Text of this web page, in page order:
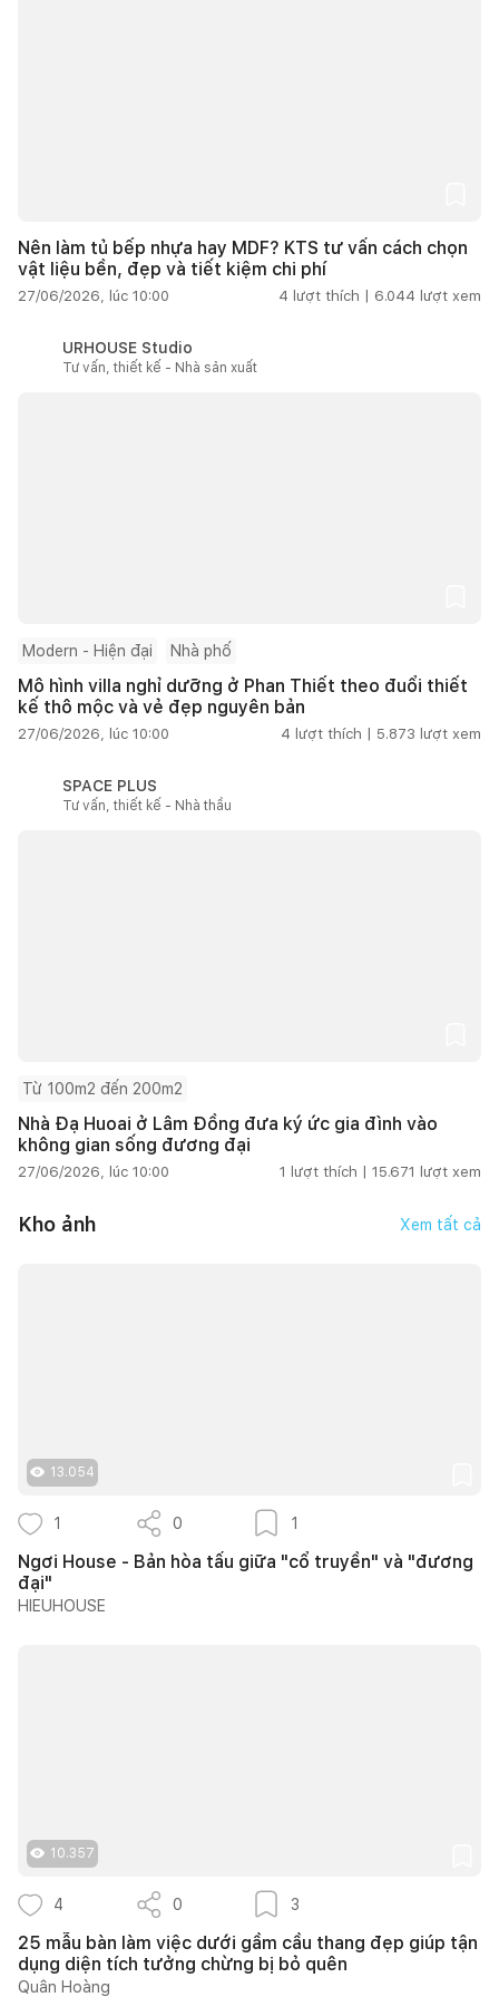
Nên làm tủ bếp nhựa hay MDF? KTS tư vấn cách chọn
vật liệu bền, đẹp và tiết kiệm chi phí
27/06/2026, lúc 10:00 4 lượt thích | 6.044 lượt xem
URHOUSE Studio
Tư vấn, thiết kế - Nhà sản xuất
Modern - Hiện đại Nhà phố
Mô hình villa nghỉ dưỡng ở Phan Thiết theo đuổi thiết
kế thô mộc và vẻ đẹp nguyên bản
27/06/2026, lúc 10:00 4 lượt thích | 5.873 lượt xem
SPACE PLUS
Tư vấn, thiết kế - Nhà thầu
Từ 100m2 đến 200m2
Nhà Đạ Huoai ở Lâm Đồng đưa ký ức gia đình vào
không gian sống đương đại
27/06/2026, lúc 10:00 1 lượt thích | 15.671 lượt xem
Kho ảnh Xem tất cả
13.054
1 0 1
Ngơi House - Bản hòa tấu giữa "cổ truyền" và "đương
đại"
HIEUHOUSE
10.357
4 0 3
25 mẫu bàn làm việc dưới gầm cầu thang đẹp giúp tận
dụng diện tích tưởng chừng bị bỏ quên
Quân Hoàng